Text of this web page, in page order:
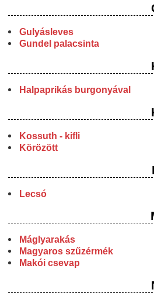
Gulyásleves
Gundel palacsinta
Halpaprikás burgonyával
Kossuth - kifli
Körözött
Lecsó
Máglyarakás
Magyaros szűzérmék
Makói csevap